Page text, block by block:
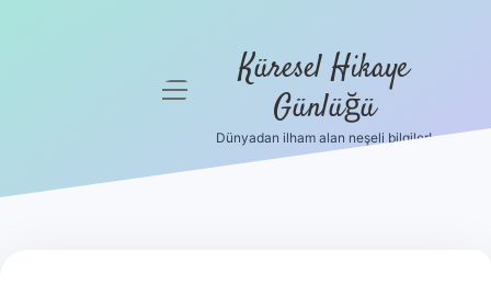
menüyü
Küresel Hikaye
Günlüğü
Dünyadan ilham alan neşeli bilgiler!